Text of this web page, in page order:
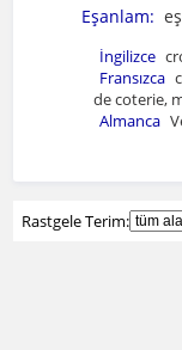
Eşanlam:
İngilizce
Fransızca
de coterie,
Almanca
Rastgele Terim: